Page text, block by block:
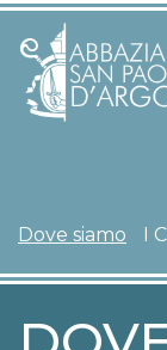
Dove siamo I